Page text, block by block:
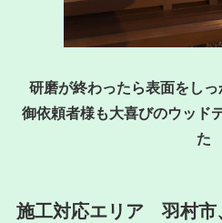
研磨が終わったら表面をし
御依頼者様も大喜びのウッド
た
施工対応エリア 羽村市